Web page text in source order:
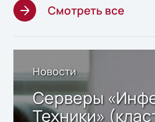
Смотреть все
Новости
Серверы
Техники»